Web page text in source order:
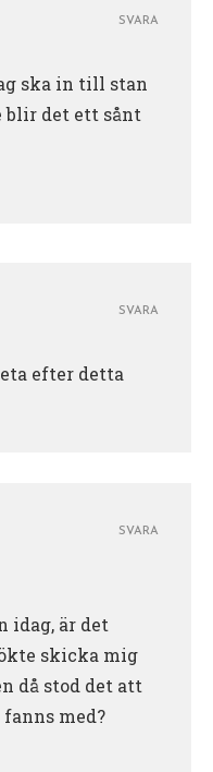
ska in till stan
blir det ett sånt
SVARA
efter detta
SVARA
idag, är det
skicka mig
då stod det att
med?
SVARA